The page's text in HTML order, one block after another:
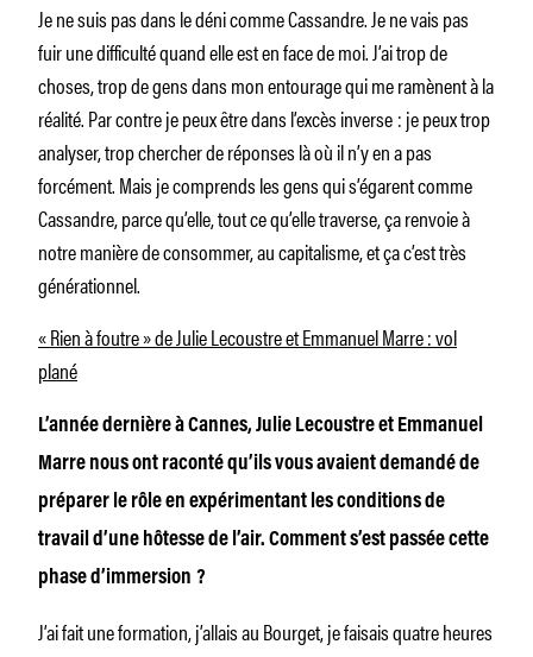
Je ne suis pas dans le déni comme Cassandre. Je ne vais pas
fuir une difficulté quand elle est en face de moi. J’ai trop de
choses, trop de gens dans mon entourage qui me ramènent à la
réalité. Par contre je peux être dans l’excès inverse : je peux trop
analyser, trop chercher de réponses là où il n’y en a pas
forcément. Mais je comprends les gens qui s’égarent comme
Cassandre, parce qu’elle, tout ce qu’elle traverse, ça renvoie à
notre manière de consommer, au capitalisme, et ça c’est très
générationnel.
« Rien à foutre » de Julie Lecoustre et Emmanuel Marre : vol
plané
L’année dernière à Cannes, Julie Lecoustre et Emmanuel
Marre nous ont raconté qu’ils vous avaient demandé de
préparer le rôle en expérimentant les conditions de
travail d’une hôtesse de l’air. Comment s’est passée cette
phase d’immersion ?
J’ai fait une formation, j’allais au Bourget, je faisais quatre heures